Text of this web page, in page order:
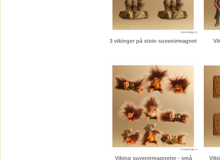
3 vikinger på stein suvenirmagnet
Viking suvenirmagneter - små